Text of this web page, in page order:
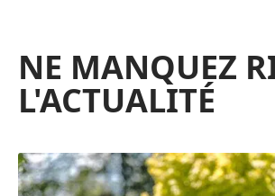
NE MANQUEZ
L'ACTUALITÉ